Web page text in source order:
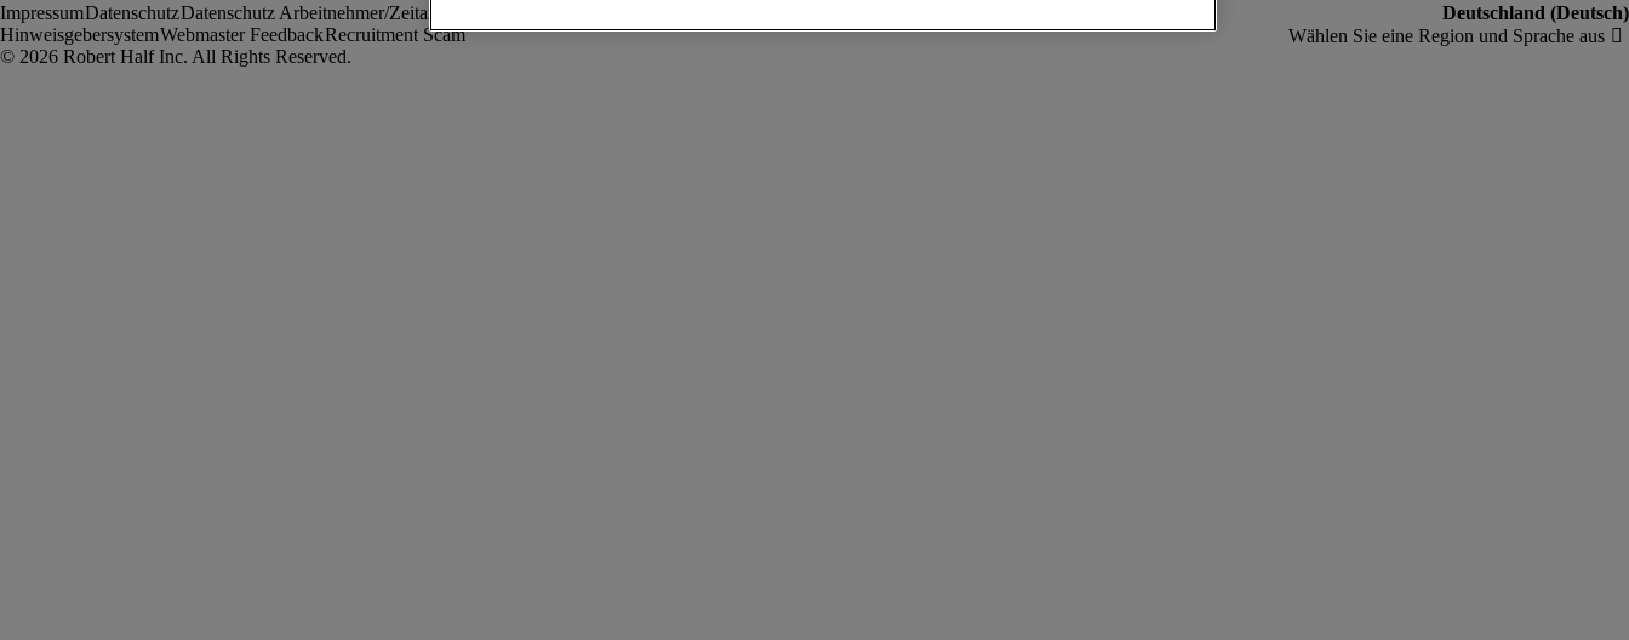
ImpressumDatenschutzDatenschutz Arbeitnehmer/Zeitarbeitskräfte
HinweisgebersystemWebmaster FeedbackRecruitment Scam